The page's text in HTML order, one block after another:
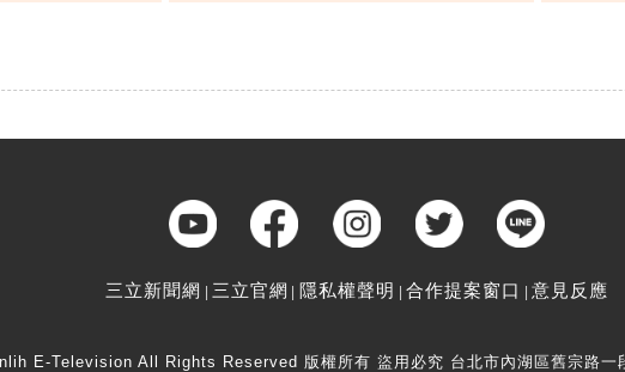
三立新聞網 三立官網 隱私權聲明 合作提案窗口 意見反應
E-Television All Rights Reserved 版權所有 盜用必究 台北市內湖區舊宗路一